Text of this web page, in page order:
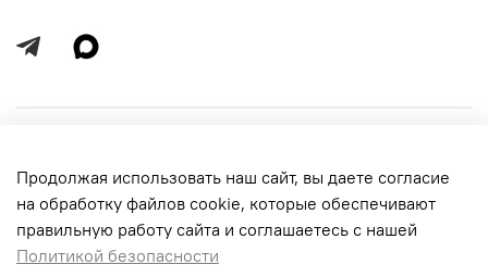
Информация для покупателей
Продолжая использовать наш сайт, вы даете согласие
на обработку файлов cookie, которые обеспечивают
правильную работу сайта и соглашаетесь с нашей
Политикой безопасности
обработки